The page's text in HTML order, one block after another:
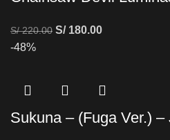
S/220.00 S/180.00
-48%
Sukuna – (Fuga Ver.)